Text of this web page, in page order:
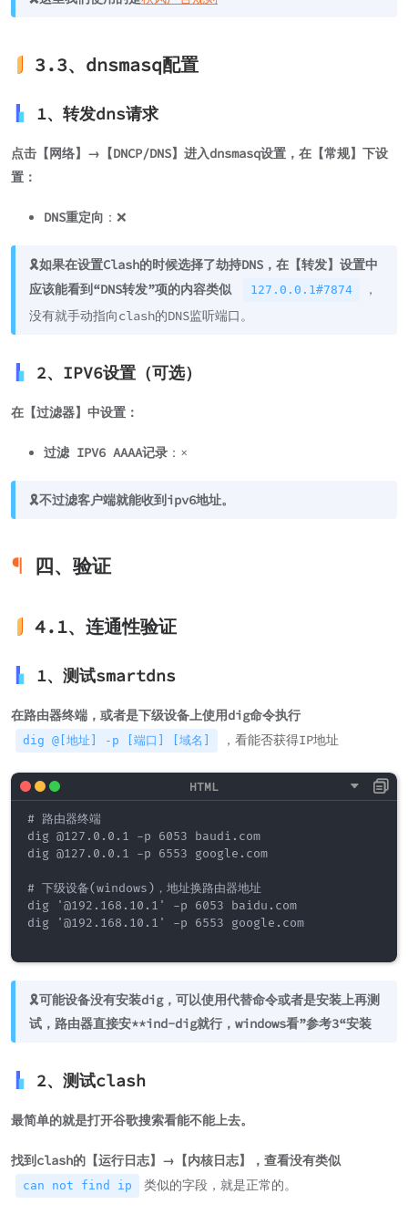
3.3、dnsmasq配置
1、转发dns请求
点击【网络】→【DNCP/DNS】进入dnsmasq设置，在【常规】下设
置：
DNS重定向 ：❌
🎗️如果在设置Clash的时候选择了劫持DNS，在【转发】设置中
应该能看到“DNS转发”项的内容类似
127.0.0.1#7874
，
没有就手动指向clash的DNS监听端口。
2、IPV6设置（可选）
在【过滤器】中设置：
过滤 IPV6 AAAA记录 ：×
🎗️不过滤客户端就能收到ipv6地址。
四、验证
4.1、连通性验证
1、测试smartdns
在路由器终端，或者是下级设备上使用dig命令执行
dig @[地址] -p [端口] [域名] ，看能否获得IP地址
# 路由器终端
dig @127.0.0.1 -p 6053 baudi.com
dig @127.0.0.1 -p 6553 google.com
# 下级设备(windows)，地址换路由器地址
dig '@192.168.10.1' -p 6053 baidu.com
dig '@192.168.10.1' -p 6553 google.com
🎗️可能设备没有安装dig，可以使用代替命令或者是安装上再测
试，路由器直接安**ind-dig就行，windows看”参考3“安装
2、测试clash
最简单的就是打开谷歌搜索看能不能上去。
找到clash的【运行日志】→【内核日志】，查看没有类似
can not find ip 类似的字段，就是正常的。